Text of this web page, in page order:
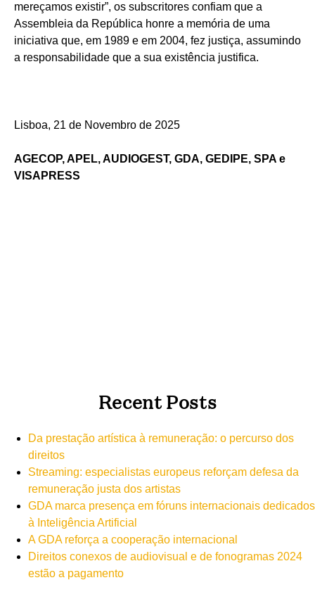
mereçamos existir”, os subscritores confiam que a
Assembleia da República honre a memória de uma
iniciativa que, em 1989 e em 2004, fez justiça, assumindo
a responsabilidade que a sua existência justifica.
Lisboa, 21 de Novembro de 2025
AGECOP, APEL, AUDIOGEST, GDA, GEDIPE, SPA e
VISAPRESS
Recent Posts
Da prestação artística à remuneração: o percurso dos
direitos
Streaming: especialistas europeus reforçam defesa da
remuneração justa dos artistas
GDA marca presença em fóruns internacionais dedicados
à Inteligência Artificial
A GDA reforça a cooperação internacional
Direitos conexos de audiovisual e de fonogramas 2024
estão a pagamento